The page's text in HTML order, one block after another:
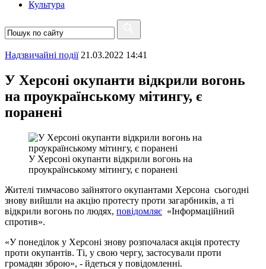
Культура
Надзвичайні події 21.03.2022 14:41
У Херсоні окупанти відкрили вогонь
на проукраїнському мітингу, є
поранені
У Херсоні окупанти відкрили вогонь на
проукраїнському мітингу, є поранені
Жителі тимчасово зайнятого окупантами Херсона сьогодні
знову вийшли на акцію протесту проти загарбників, а ті
відкрили вогонь по людях, повідомляє «Інформаційний
спротив».
«У понеділок у Херсоні знову розпочалася акція протесту
проти окупантів. Ті, у свою чергу, застосували проти
громадян зброю», - йдеться у повідомленні.